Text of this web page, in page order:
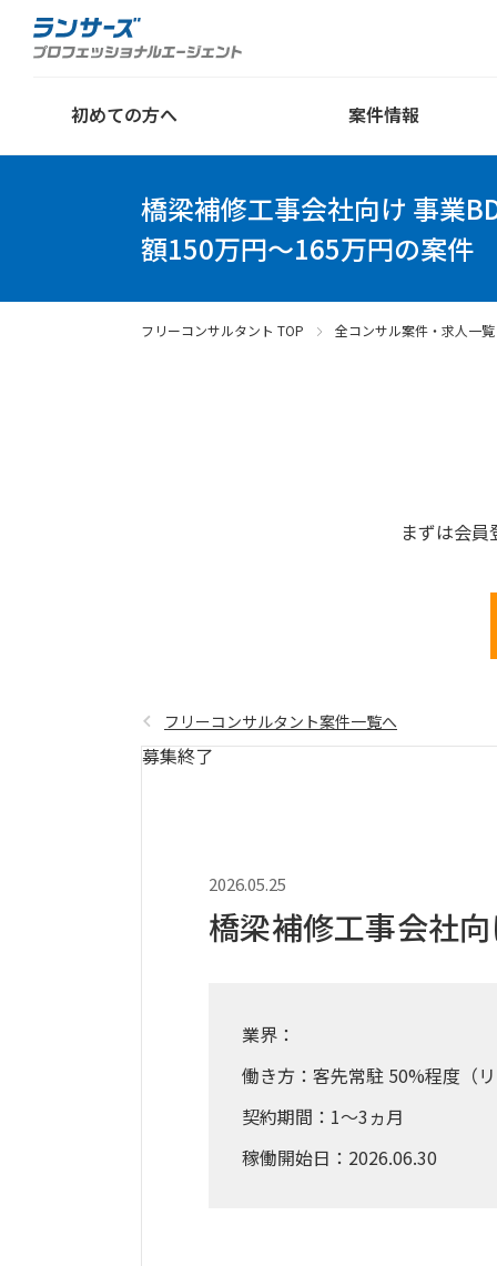
初めての方へ 案件情報
橋梁補修工事会社向け 事業
額150万円～165万円の案件
フリーコンサルタント TOP 全コンサル案件・求人一覧
まずは会員
フリーコンサルタント案件一覧へ
募集終了
2026.05.25
橋梁補修工事会社
業界：
働き方：客先常駐 50%程度（リ
契約期間：1～3ヵ月
稼働開始日：2026.06.30